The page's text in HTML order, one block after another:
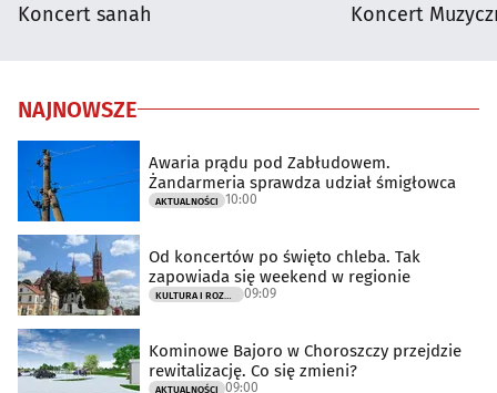
Koncert sanah Koncert
NAJNOWSZE
Awaria prądu pod Zabłudowem.
Żandarmeria sprawdza udział śmigłowca
AKTUALNOŚCI 10:00
Od koncertów po święto chleba. Tak
zapowiada się weekend w regionie
KULTURA I ROZRYWKA 09:09
Kominowe Bajoro w Choroszczy przejdzie
rewitalizację. Co się zmieni?
AKTUALNOŚCI 09:00